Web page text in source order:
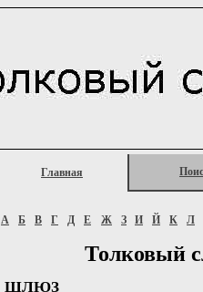
Главная
А Б В Г Д Е Ж З И Й К Л
Толковый
ШЛЮЗ